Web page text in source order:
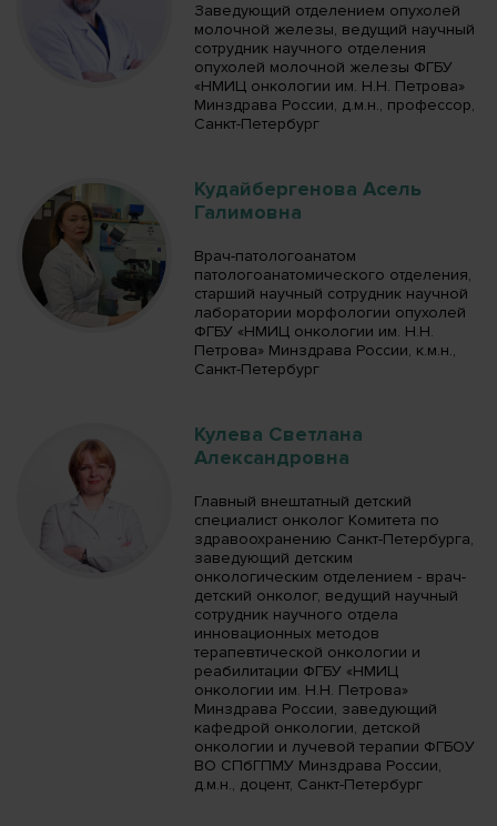
Заведующий отделением опухолей
молочной железы, ведущий научный
сотрудник научного отделения
опухолей молочной железы ФГБУ
«НМИЦ онкологии им. Н.Н. Петрова»
Минздрава России, д.м.н., профессор,
Санкт-Петербург
Кудайбергенова Асель
Галимовна
Врач-патологоанатом
патологоанатомического отделения,
старший научный сотрудник научной
лаборатории морфологии опухолей
ФГБУ «НМИЦ онкологии им. Н.Н.
Петрова» Минздрава России, к.м.н.,
Санкт-Петербург
Кулева Светлана
Александровна
Главный внештатный детский
специалист онколог Комитета по
здравоохранению Санкт-Петербурга,
заведующий детским
онкологическим отделением - врач-
детский онколог, ведущий научный
сотрудник научного отдела
инновационных методов
терапевтической онкологии и
реабилитации ФГБУ «НМИЦ
онкологии им. Н.Н. Петрова»
Минздрава России, заведующий
кафедрой онкологии, детской
онкологии и лучевой терапии ФГБОУ
ВО СПбГПМУ Минздрава России,
д.м.н., доцент, Санкт-Петербург